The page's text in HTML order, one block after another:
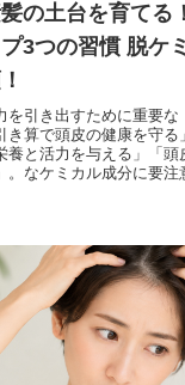
の土台を育てる
3つの習慣 脱ケ
を引き出すために重要
き算で頭皮の健康を守
養と活力を与える」「頭
。なケミカル成分に要注